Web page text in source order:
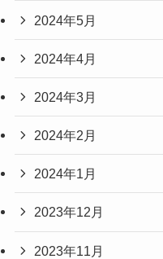
2024年5月
2024年4月
2024年3月
2024年2月
2024年1月
2023年12月
2023年11月